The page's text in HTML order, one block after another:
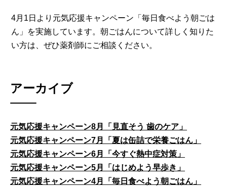
4月1日より元気応援キャンペーン「毎日食べよう朝ごは
ん」を実施しています。朝ごはんについて詳しく知りた
い方は、ぜひ薬剤師にご相談ください。
アーカイブ
元気応援キャンペーン8月「見直そう 歯のケア」
元気応援キャンペーン7月「夏は缶詰で栄養ごはん」
元気応援キャンペーン6月「今すぐ熱中症対策」
元気応援キャンペーン5月「はじめよう早歩き」
元気応援キャンペーン4月「毎日食べよう朝ごはん」